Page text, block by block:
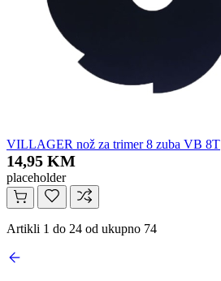
VILLAGER nož za trimer 8 zuba VB 8T
14,95 KM
placeholder
Artikli 1 do 24 od ukupno 74